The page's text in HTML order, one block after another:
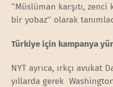
‘’Müslüman karşıtı, zenci
bir yobaz’’ olarak
Türkiye için kampanya
NYT ayrıca, ırkçı avukat
yıllarda gerek